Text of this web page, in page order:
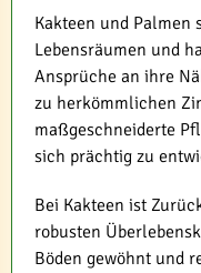
Kakteen und Palmen
Lebensräumen und
Ansprüche an ihre
zu herkömmlichen
maßgeschneiderte
sich prächtig zu
Bei Kakteen ist
robusten
Böden gewöhnt und